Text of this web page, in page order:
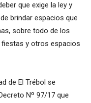
que exige la ley y
brindar espacios que
sobre todo de los
y otros espacios
de El Trébol se
Nº 97/17 que